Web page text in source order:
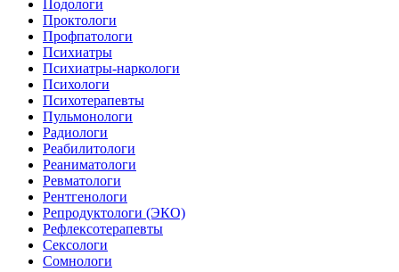
Подологи
Проктологи
Профпатологи
Психиатры
Психиатры-наркологи
Психологи
Психотерапевты
Пульмонологи
Радиологи
Реабилитологи
Реаниматологи
Ревматологи
Рентгенологи
Репродуктологи (ЭКО)
Рефлексотерапевты
Сексологи
Сомнологи